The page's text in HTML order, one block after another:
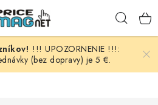
!!! UPOZORNENIE !!!:
(bez dopravy) je 5 €.